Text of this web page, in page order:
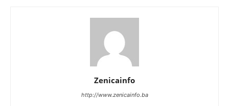
Zenicainfo
http://www.zenicainfo.ba